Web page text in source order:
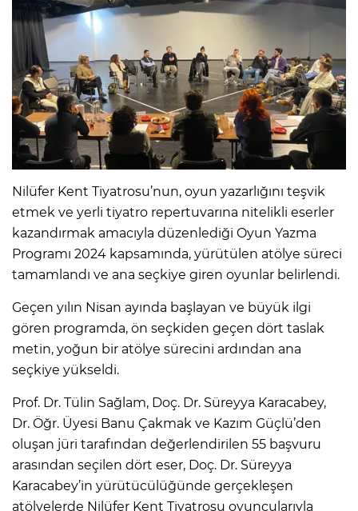
Nilüfer Kent Tiyatrosu’nun, oyun yazarlığını teşvik
etmek ve yerli tiyatro repertuvarına nitelikli eserler
kazandırmak amacıyla düzenlediği Oyun Yazma
Programı 2024 kapsamında, yürütülen atölye süreci
tamamlandı ve ana seçkiye giren oyunlar belirlendi.
Geçen yılın Nisan ayında başlayan ve büyük ilgi
gören programda, ön seçkiden geçen dört taslak
metin, yoğun bir atölye sürecini ardından ana
seçkiye yükseldi.
Prof. Dr. Tülin Sağlam, Doç. Dr. Süreyya Karacabey,
Dr. Öğr. Üyesi Banu Çakmak ve Kazım Güçlü’den
oluşan jüri tarafından değerlendirilen 55 başvuru
arasından seçilen dört eser, Doç. Dr. Süreyya
Karacabey’in yürütücülüğünde gerçekleşen
atölyelerde Nilüfer Kent Tiyatrosu oyuncularıyla